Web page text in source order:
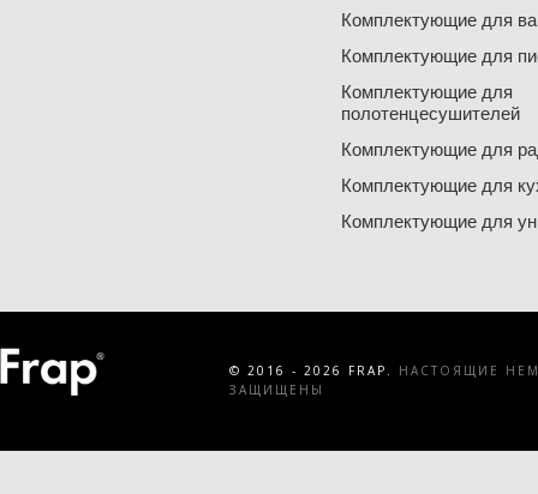
Комплектующие для
Комплектующие для
Комплектующие для
полотенцесушителей
Комплектующие для
Комплектующие для
Комплектующие для
© 2016 - 2026 FRAP.
НАСТОЯЩИЕ
ЗАЩИЩЕНЫ